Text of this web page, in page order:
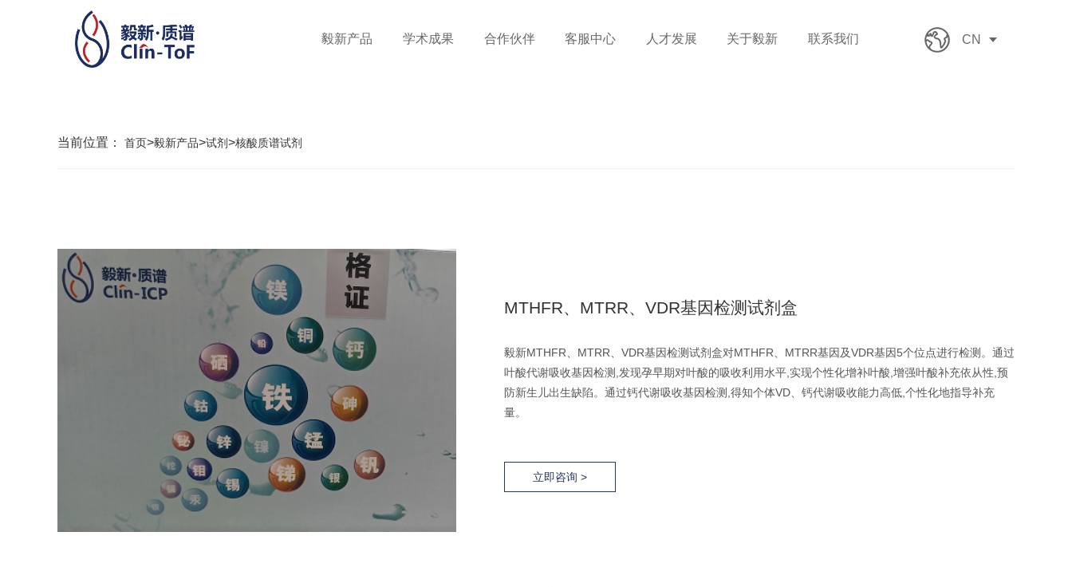
毅新产品 学术成果 合作伙伴 客服中心 人才发展 关于毅新 联系我们 CN
当前位置： 首页>毅新产品>试剂>核酸质谱试剂
MTHFR、MTRR、VDR基因检测试剂盒
毅新MTHFR、MTRR、VDR基因检测试剂盒对MTHFR、MTRR基因及VDR基因5个位点进行检测。通过
叶酸代谢吸收基因检测,发现孕早期对叶酸的吸收利用水平,实现个性化增补叶酸,增强叶酸补充依从性,预
防新生儿出生缺陷。通过钙代谢吸收基因检测,得知个体VD、钙代谢吸收能力高低,个性化地指导补充
量。
立即咨询 >